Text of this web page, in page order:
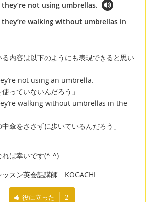
not using umbrellas.
walking without umbrellas in
る内容は以下のようにも表現できると思い
not using an umbrella.
使っていないんだろう」
walking without umbrellas in the
中傘をささずに歩いているんだろう」
れば幸いです(^_^)
スン英会話講師 KOGACHI
役に立った 2